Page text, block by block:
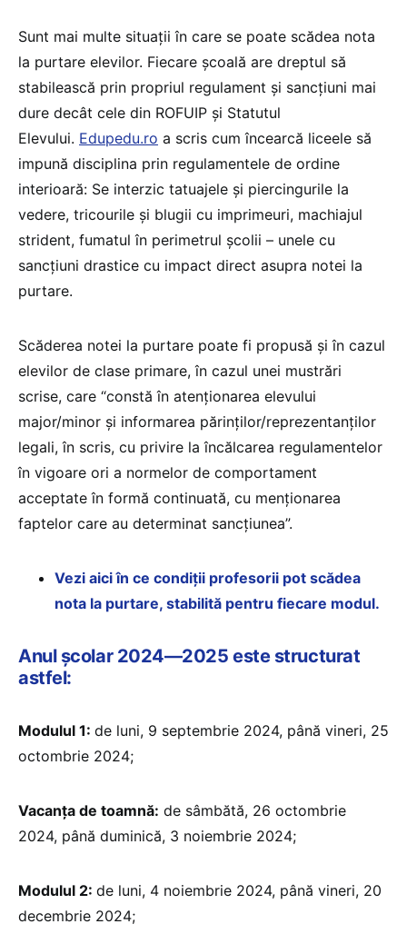
Sunt mai multe situații în care se poate scădea nota
la purtare elevilor. Fiecare școală are dreptul să
stabilească prin propriul regulament și sancțiuni mai
dure decât cele din ROFUIP și Statutul
Elevului. Edupedu.ro a scris cum încearcă liceele să
impună disciplina prin regulamentele de ordine
interioară: Se interzic tatuajele și piercingurile la
vedere, tricourile și blugii cu imprimeuri, machiajul
strident, fumatul în perimetrul școlii – unele cu
sancțiuni drastice cu impact direct asupra notei la
purtare.
Scăderea notei la purtare poate fi propusă și în cazul
elevilor de clase primare, în cazul unei mustrări
scrise, care “constă în atenționarea elevului
major/minor și informarea părinților/reprezentanților
legali, în scris, cu privire la încălcarea regulamentelor
în vigoare ori a normelor de comportament
acceptate în formă continuată, cu menționarea
faptelor care au determinat sancțiunea”.
Vezi aici în ce condiții profesorii pot scădea
nota la purtare, stabilită pentru fiecare modul.
Anul școlar 2024—2025 este structurat
astfel:
Modulul 1: de luni, 9 septembrie 2024, până vineri, 25
octombrie 2024;
Vacanța de toamnă: de sâmbătă, 26 octombrie
2024, până duminică, 3 noiembrie 2024;
Modulul 2: de luni, 4 noiembrie 2024, până vineri, 20
decembrie 2024;